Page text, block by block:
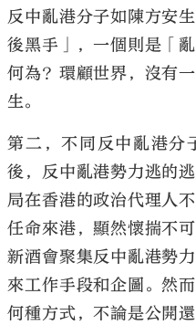
反中亂港分子如陳方安
後黑手」，一個則是「
何為？環顧世界，沒有
生。
第二，不同反中亂港分
後，反中亂港勢力逃的
局在香港的政治代理人
任命來港，顯然懷揣不
新酒會聚集反中亂港勢
來工作手段和企圖。然
何種方式，不論是公開